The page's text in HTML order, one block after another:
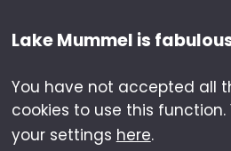
Lake Mummel is
You have not accepted all
cookies to use this
your settings here.